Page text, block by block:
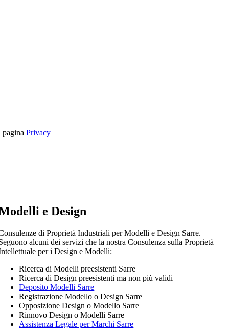
pagina Privacy
e Design
di Proprietà Industriali per Modelli e Design Sarre.
alcuni dei servizi che la nostra Consulenza sulla Proprietà
per i Design e Modelli:
Ricerca di Modelli preesistenti Sarre
Ricerca di Design preesistenti ma non più validi
Deposito Modelli Sarre
Registrazione Modello o Design Sarre
Opposizione Design o Modello Sarre
Rinnovo Design o Modelli Sarre
Assistenza Legale per Marchi Sarre